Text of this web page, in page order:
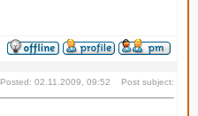
Posted: 02.11.2009, 09:52 Post subject: